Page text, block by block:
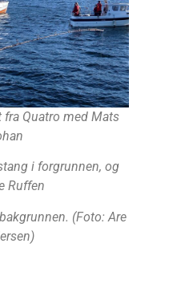
Quatro med Mats
i forgrunnen, og
Ruffen
(Foto: Are